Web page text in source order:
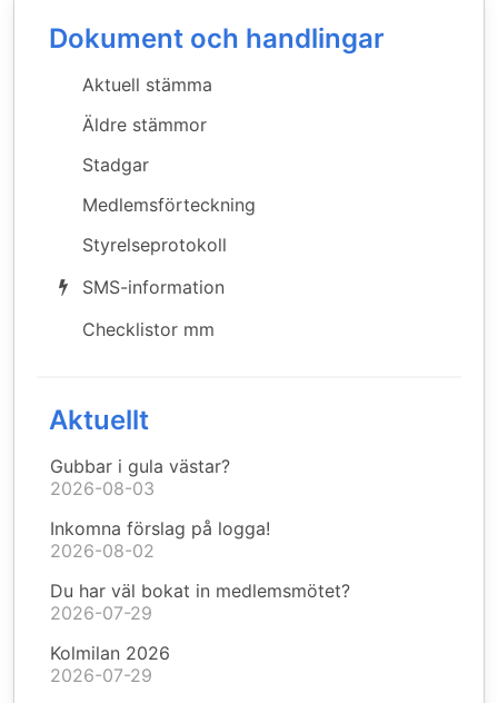
Dokument och handlingar
Aktuell stämma
Äldre stämmor
Stadgar
Medlemsförteckning
Styrelseprotokoll
SMS-information
Checklistor mm
Aktuellt
Gubbar i gula västar?
2026-08-03
Inkomna förslag på logga!
2026-08-02
Du har väl bokat in medlemsmötet?
2026-07-29
Kolmilan 2026
2026-07-29